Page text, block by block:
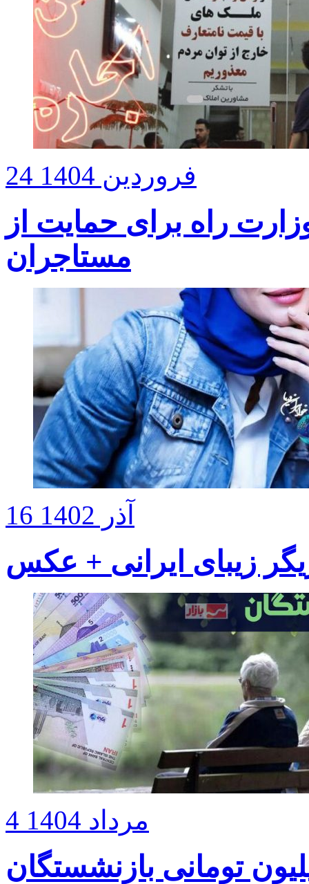
24 فروردین 1404
راه برای حمایت از
مستاجران
16 آذر 1402
زیبای ایرانی + عکس
4 مرداد 1404
«وام ضروری» ۵۰ میلیون تومانی بازنشستگان